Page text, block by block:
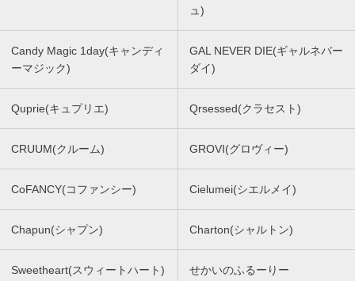
ュ)
Candy Magic 1day(キャンディ
ーマジック)
GAL NEVER DIE(ギャルネバー
ダイ)
Quprie(キュプリエ) Qrsessed(クラセスト)
CRUUM(クルーム) GROVI(グロヴィー)
CoFANCY(コファンシー) Cielumei(シエルメイ)
Chapun(シャプン) Charton(シャルトン)
Sweetheart(スウィートハート) せかいのふるーりー